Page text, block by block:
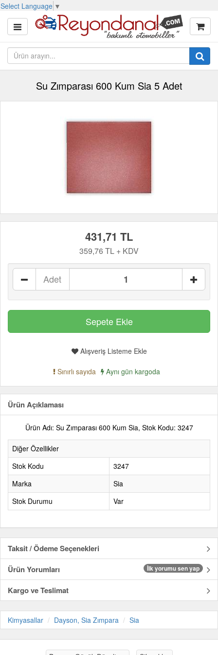
Select Language ▼
Su Zımparası 600 Kum Sia 5 Adet
431,71 TL
359,76 TL + KDV
Adet
Alışveriş Listeme Ekle
Sınırlı sayıda Aynı gün kargoda
Ürün Açıklaması
Ürün Adı: Su Zımparası 600 Kum Sia, Stok Kodu: 3247
Diğer Özellikler
Stok Kodu
3247
Marka
Sia
Stok Durumu
Var
Taksit / Ödeme Seçenekleri
Ürün Yorumları
İlk yorumu sen yap
Kargo ve Teslimat
Kimyasallar Dayson, Sia Zımpara Sia